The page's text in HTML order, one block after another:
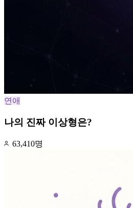
연애
나의 진짜 이상형은?
63,410명